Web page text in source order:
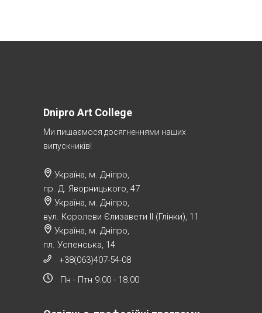
Dnipro Art College
Ми пишаємося досягненнями наших
випускників!
Україна, м. Дніпро,
пр. Д. Яворницького, 47
Україна, м. Дніпро,
вул. Королеви Єлизавети ІІ (Глінки), 11
Україна, м. Дніпро,
пл. Успенська, 14
+38(063)407-54-08
Пн - Птн 9.00 - 18.00